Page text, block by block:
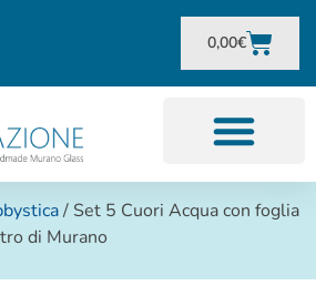
0,00€
/ Set 5 Cuori Acqua con foglia
di Murano